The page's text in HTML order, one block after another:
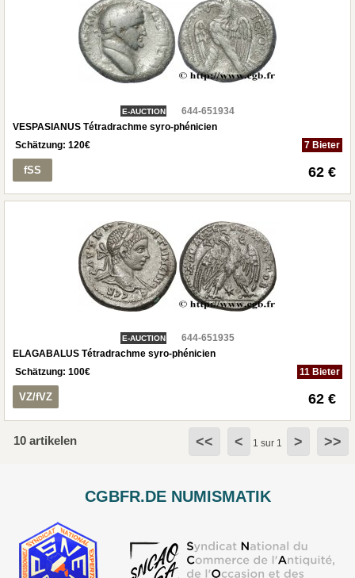
E-AUCTION
644-651934
VESPASIANUS Tétradrachme syro-phénicien
Schätzung: 120€ 7 Bieter
fSS 62 €
E-AUCTION
644-651935
ELAGABALUS Tétradrachme syro-phénicien
Schätzung: 100€ 11 Bieter
VZ/fVZ 62 €
10 artikelen << < 1 sur 1 > >>
CGBFR.DE NUMISMATIK